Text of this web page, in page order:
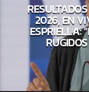
2026, EN
ESPRIELLA: